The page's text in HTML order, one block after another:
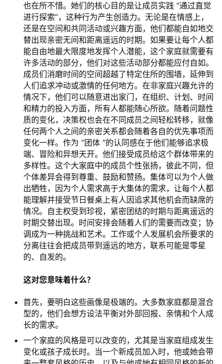
也在所不惜。她们的核心目的是让成员实践 “通过直觉
进行探索”，这种行为产生创造力。无论是在情感上，
还是在空间和共同活动或兴趣方面，他们都能自如地交
替出现亲密无间和距离遥远的时期。如果要让每个人都
能自由地最大限度地发挥个人潜能，这个家庭就需要有
许多活动的部分，他们对这些活动部分都能应付自如。
成员们消磨时间的空间超越了特定住所的围墙，延伸到
人们追求冲动或激情的任何地方。在非家庭兴趣允许的
情况下，他们可以随意进出家门，在组织、计划、时间
和精力的投入方面，所有人都能随心所欲。随着问题性
质的变化，决策权也会在不同成员之间轻松转移，就像
任何两个人之间的亲密关系都会随着各自的优先事项而
变化一样。作为 “团体 “的认同感在于他们能够追求极
端、冒险和异想天开。他们接受成员给这个群体带来的
多样性。这个大家庭中的成员个性张扬，彼此不同，但
个体差异会得到尊重、鼓励和赞扬。集体可以为个人做
出牺牲，因为个人需求高于大集体的需求，让每个人都
能理解并接受节日餐桌上有人因追求其他机会而缺席的
情况。自主权受到珍视，紧密团结的时期与距离遥远的
时期交替出现。时间安排会随着人们的需要而改变；协
调成为一种挑战和艺术。工作或个人发展机会所要求的
分离往往会把成员带到遥远的地方，联系可能是零星
的、自发的。
这对您意味着什么？
首先，要明白这些画像是极端的。大多数家庭都是混合
型的，他们会想方设法平衡对外部回报、亲情和个人成
长的需求。
一个家庭的风格是可以改变的，尤其是当家庭组成发生
变化或孩子成长时。当一个新成员加入时，他或她会带